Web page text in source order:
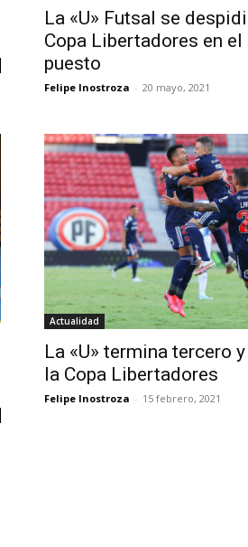
La «U» Futsal se
Copa Libertadores en el
puesto
Felipe Inostroza - 20 mayo, 2021
Actualidad
La «U» termina tercero
la Copa Libertadores
Felipe Inostroza - 15 febrero, 2021